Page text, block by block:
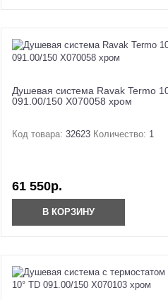
Душевая система Ravak Termo
091.00/150 X070058 хром
Код товара: 32623 Количество: 1
61 550р.
В КОРЗИНУ